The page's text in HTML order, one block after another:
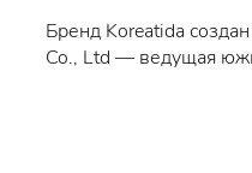
Бренд Koreatida
Co., Ltd — ведущая